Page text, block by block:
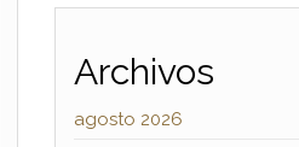
Archivos
agosto 2026